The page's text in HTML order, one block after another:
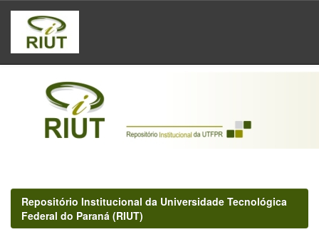
Skip
navigation
Repositório Institucional da Universidade Tecnológica
Federal do Paraná (RIUT)